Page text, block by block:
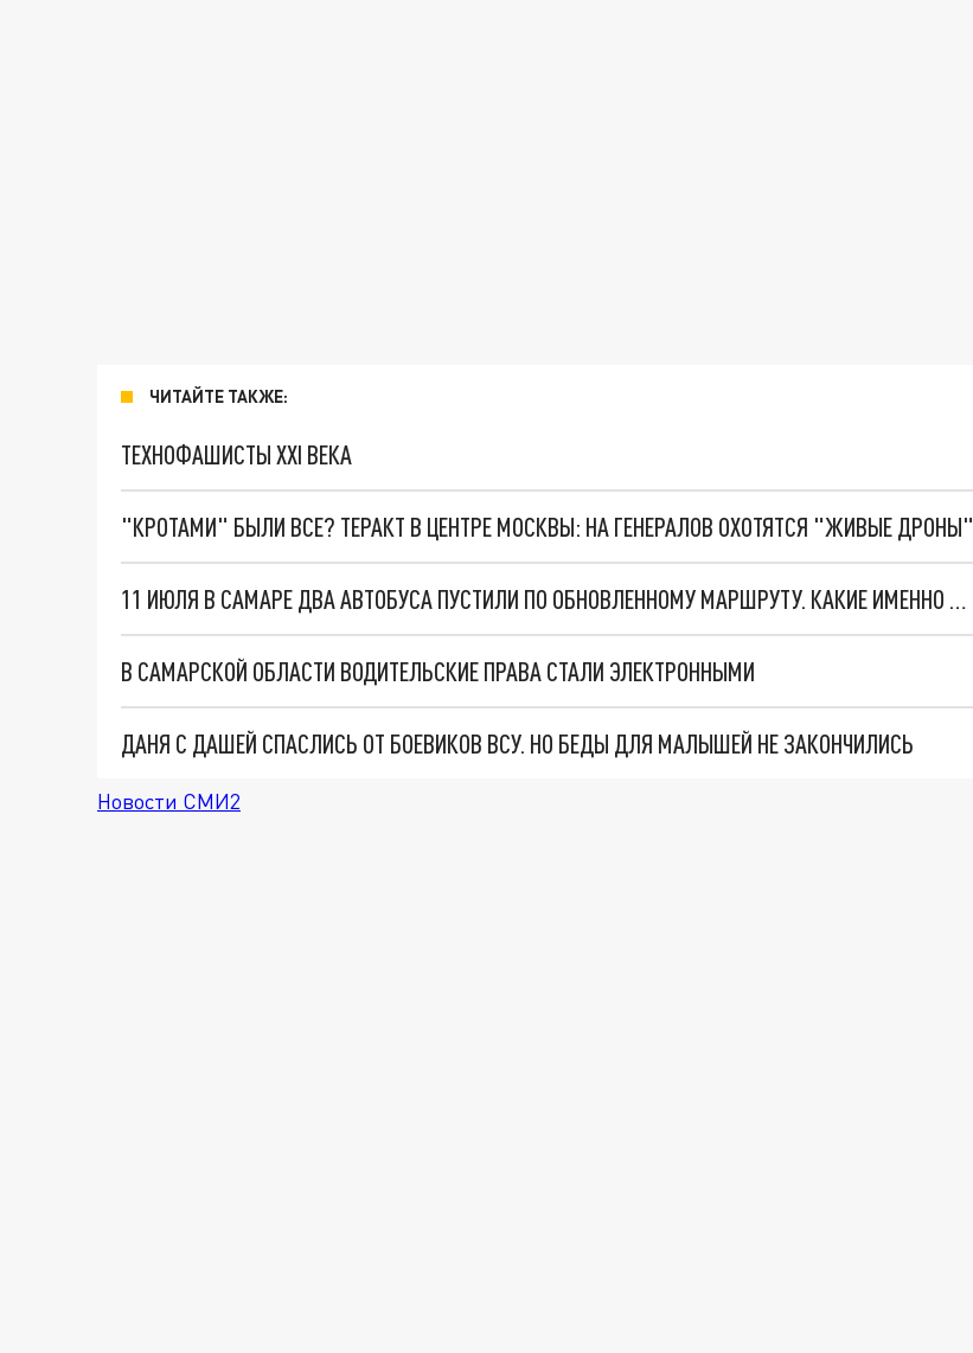
ЧИТАЙТЕ ТАКЖЕ:
ТЕХНОФАШИСТЫ XXI ВЕКА
"КРОТАМИ" БЫЛИ ВСЕ? ТЕРАКТ В ЦЕНТРЕ МОСКВЫ: НА ГЕНЕРАЛОВ ОХОТЯТСЯ "ЖИВЫЕ ДРОНЫ"
11 ИЮЛЯ В САМАРЕ ДВА АВТОБУСА ПУСТИЛИ ПО ОБНОВЛЕННОМУ МАРШРУТУ. КАКИЕ ИМЕННО И ПОЧЕМУ
В САМАРСКОЙ ОБЛАСТИ ВОДИТЕЛЬСКИЕ ПРАВА СТАЛИ ЭЛЕКТРОННЫМИ
ДАНЯ С ДАШЕЙ СПАСЛИСЬ ОТ БОЕВИКОВ ВСУ. НО БЕДЫ ДЛЯ МАЛЫШЕЙ НЕ ЗАКОНЧИЛИСЬ
Новости СМИ2